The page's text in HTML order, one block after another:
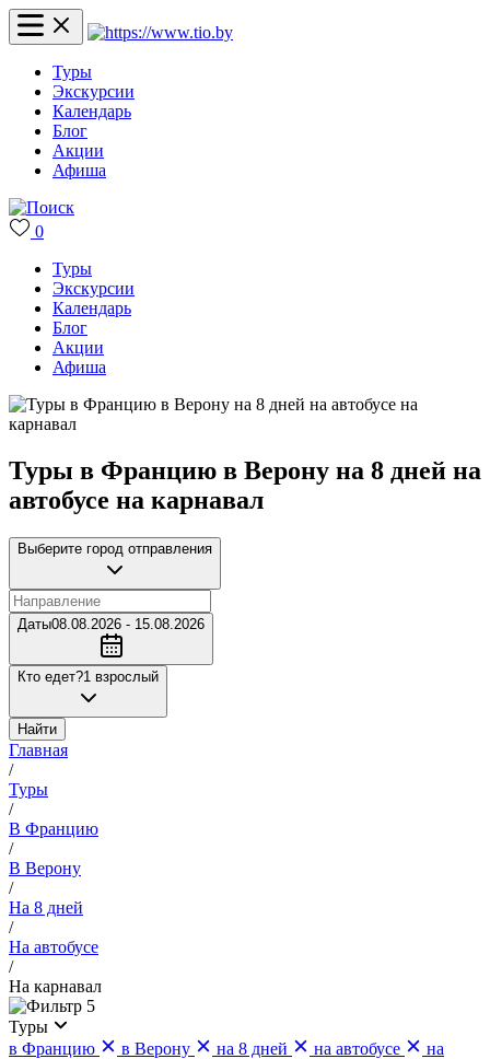
Туры
Экскурсии
Календарь
Блог
Акции
Афиша
0
Туры
Экскурсии
Календарь
Блог
Акции
Афиша
Туры в Францию в Верону на 8 дней на
автобусе на карнавал
Выберите город отправления
Даты08.08.2026 - 15.08.2026
Кто едет?1 взрослый
Найти
Главная
/
Туры
/
В Францию
/
В Верону
/
На 8 дней
/
На автобусе
/
На карнавал
5
Туры
в Францию
в Верону на 8 дней на автобусе
на